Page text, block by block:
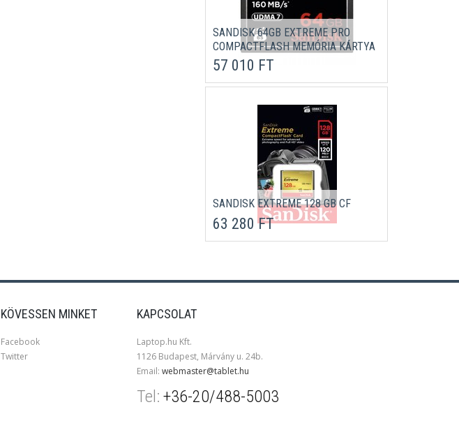
SANDISK 64GB EXTREME PRO
COMPACTFLASH MEMÓRIA KÁRTYA
57 010 FT
SANDISK EXTREME 128 GB CF
63 280 FT
KÖVESSEN MINKET
Facebook
Twitter
KAPCSOLAT
Laptop.hu Kft.
1126 Budapest, Márvány u. 24b.
Email: webmaster@tablet.hu
Tel: +36-20/488-5003